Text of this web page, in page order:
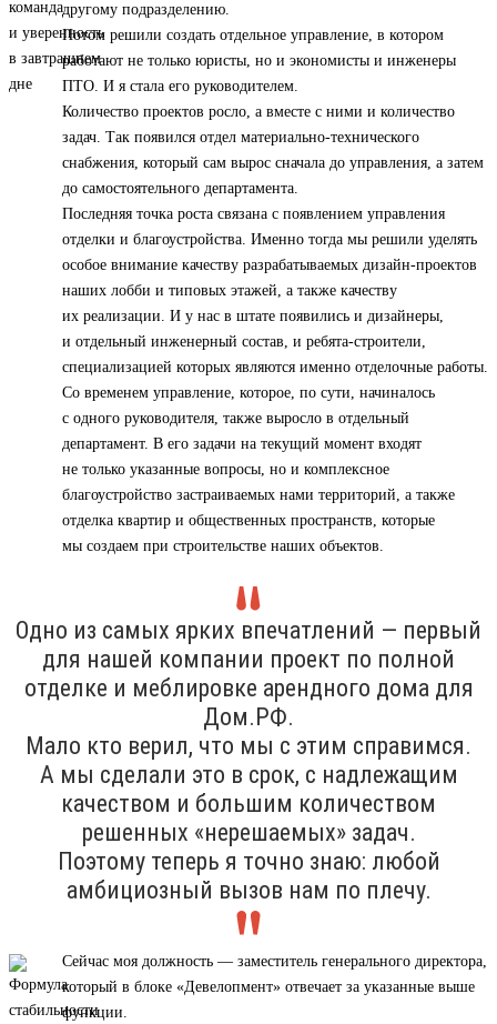
другому подразделению.
Потом решили создать отдельное управление, в котором
работают не только юристы, но и экономисты и инженеры
ПТО. И я стала его руководителем.
Количество проектов росло, а вместе с ними и количество
задач. Так появился отдел материально-технического
снабжения, который сам вырос сначала до управления, а затем
до самостоятельного департамента.
Последняя точка роста связана с появлением управления
отделки и благоустройства. Именно тогда мы решили уделять
особое внимание качеству разрабатываемых дизайн-проектов
наших лобби и типовых этажей, а также качеству
их реализации. И у нас в штате появились и дизайнеры,
и отдельный инженерный состав, и ребята-строители,
специализацией которых являются именно отделочные работы.
Со временем управление, которое, по сути, начиналось
с одного руководителя, также выросло в отдельный
департамент. В его задачи на текущий момент входят
не только указанные вопросы, но и комплексное
благоустройство застраиваемых нами территорий, а также
отделка квартир и общественных пространств, которые
мы создаем при строительстве наших объектов.
Одно из самых ярких впечатлений — первый
для нашей компании проект по полной
отделке и меблировке арендного дома для
Дом.РФ.
Мало кто верил, что мы с этим справимся.
А мы сделали это в срок, с надлежащим
качеством и большим количеством
решенных «нерешаемых» задач.
Поэтому теперь я точно знаю: любой
амбициозный вызов нам по плечу.
Сейчас моя должность — заместитель генерального директора,
который в блоке «Девелопмент» отвечает за указанные выше
функции.